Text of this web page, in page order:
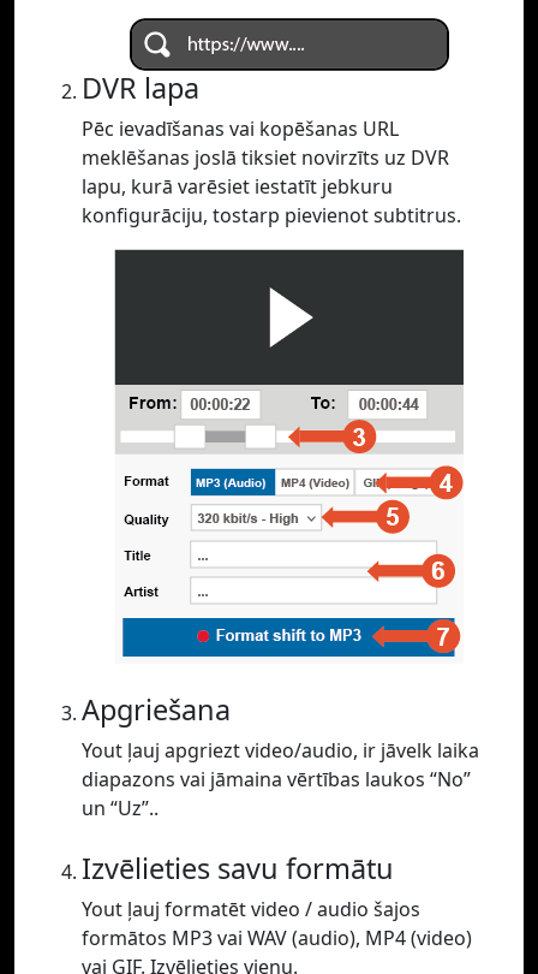
DVR lapa
Pēc ievadīšanas vai kopēšanas URL
meklēšanas joslā tiksiet novirzīts uz DVR
lapu, kurā varēsiet iestatīt jebkuru
konfigurāciju, tostarp pievienot subtitrus.
Apgriešana
Yout ļauj apgriezt video/audio, ir jāvelk laika
diapazons vai jāmaina vērtības laukos “No”
un “Uz”..
Izvēlieties savu formātu
Yout ļauj formatēt video / audio šajos
formātos MP3 vai WAV (audio), MP4 (video)
vai GIF. Izvēlieties vienu.